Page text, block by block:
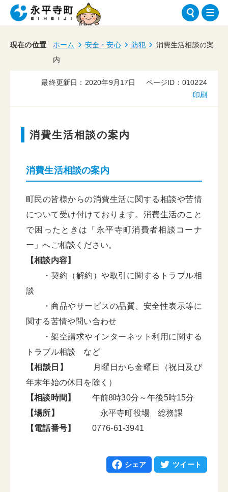
現在の位置 ホーム 安全・安心 防犯
消費生活相談の案
内
最終更新日：2020年9月17日
ページID：010224
印刷
消費生活相談の案内
消費生活相談の案内
町民の皆様からの消費生活に関する相談や苦情
について受け付けております。消費生活のこと
で困ったときは「永平寺町消費者相談コーナ
ー」へご相談ください。
【相談内容】
・契約（解約）や取引に関するトラブル相
談
・商品やサービスの品質、安全性表示等に
関する苦情や問い合わせ
・架空請求やインターネット利用に関する
トラブル相談 など
【相談日】
月曜日から金曜日（祝日及び
年末年始の休日を除く）
【相談時間】
午前8時30分～午後5時15分
【場所】
永平寺町役場 総務課
【電話番号】
0776-61-3941
シェア ツイート